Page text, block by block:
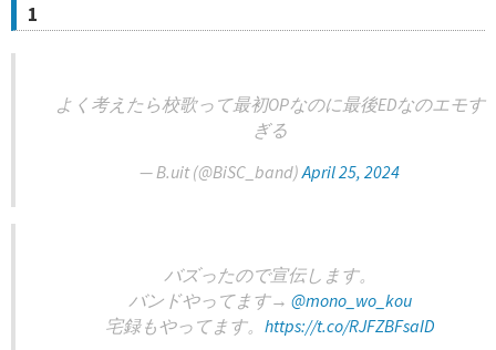
1
よく考えたら校歌って最初OPなのに最後EDなのエモす
ぎる
— B.uit (@BiSC_band)April 25, 2024
バズったので宣伝します。
バンドやってます→ @mono_wo_kou
宅録もやってます。 https://t.co/RJFZBFsaID